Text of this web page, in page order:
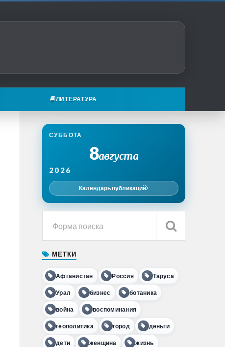
ЛИТЕРАТУРА
СУББОТА
8августа
2026
Календарь публикаций
МЕТКИ
Афганистан Россия Таруса
Урал бизнес ботаника
война воспоминания
геополитика город деньги
дети женщина жизнь